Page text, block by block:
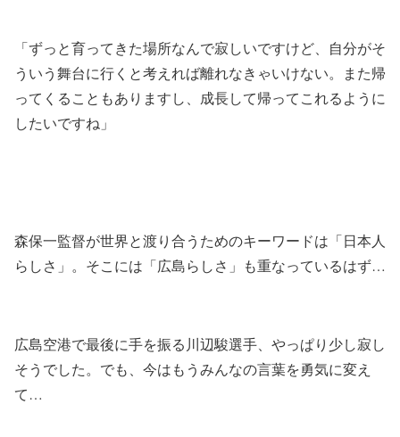
「ずっと育ってきた場所なんで寂しいですけど、自分がそ
ういう舞台に行くと考えれば離れなきゃいけない。また帰
ってくることもありますし、成長して帰ってこれるように
したいですね」
森保一監督が世界と渡り合うためのキーワードは「日本人
らしさ」。そこには「広島らしさ」も重なっているはず…
広島空港で最後に手を振る川辺駿選手、やっぱり少し寂し
そうでした。でも、今はもうみんなの言葉を勇気に変え
て…